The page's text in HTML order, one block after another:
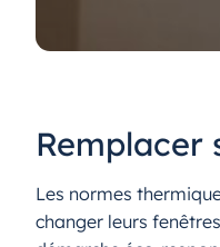
Remplacer
Les normes
changer leurs